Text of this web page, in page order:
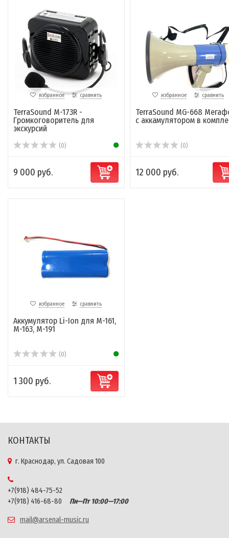
избранное сравнить
TerraSound M-173R -
Громкоговоритель для
экскурсий
(0)
9 000 руб.
избранное сравнить
TerraSound MG-668
с аккамулятором в
(0)
12 000 руб.
избранное сравнить
Аккумулятор Li-Ion для M-161,
M-163, M-191
(0)
1 300 руб.
КОНТАКТЫ
г. Краснодар, ул. Садовая 100
+7(918) 484-75-52
+7(918) 416-68-80
Пн—Пт 10:00—17:00
mail@arsenal-music.ru